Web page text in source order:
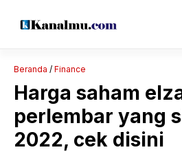
Beranda / Finance
Harga saham
perlembar yang
2022, cek disini